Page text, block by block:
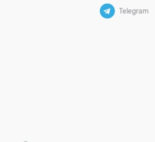
Telegram